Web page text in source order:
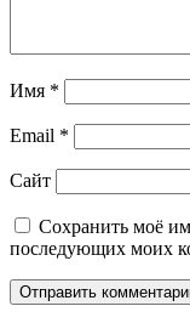
Имя *
Email *
Сайт
Сохранить моё
последующих моих